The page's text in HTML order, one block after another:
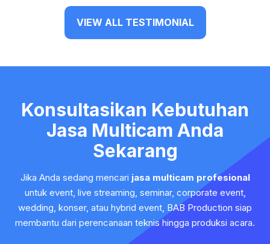
VIEW ALL TESTIMONIAL
Konsultasikan Kebutuhan
Jasa Multicam Anda
Sekarang
Jika Anda sedang mencari jasa multicam profesional
untuk event, live streaming, seminar, corporate event,
wedding, konser, atau hybrid event, BAB Production siap
membantu dari perencanaan teknis hingga produksi acara.